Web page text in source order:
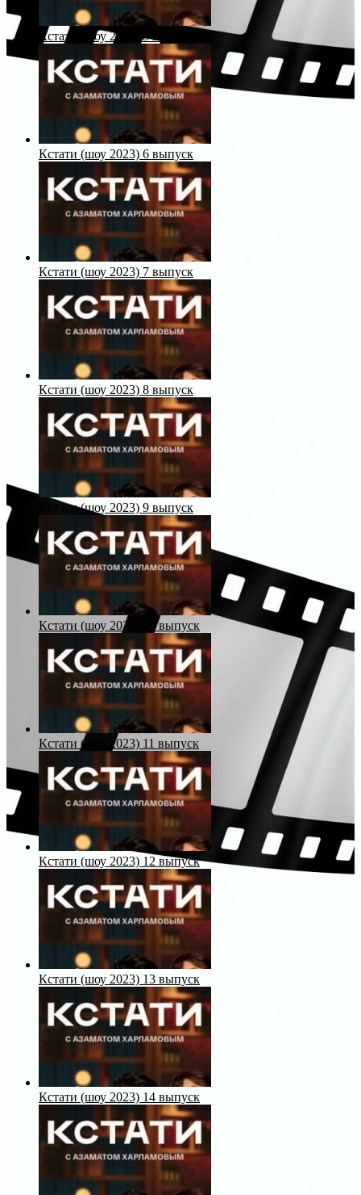
Кстати (шоу 2023) 5 выпуск
Кстати (шоу 2023) 6 выпуск
Кстати (шоу 2023) 7 выпуск
Кстати (шоу 2023) 8 выпуск
Кстати (шоу 2023) 9 выпуск
Кстати (шоу 2023) 10 выпуск
Кстати (шоу 2023) 11 выпуск
Кстати (шоу 2023) 12 выпуск
Кстати (шоу 2023) 13 выпуск
Кстати (шоу 2023) 14 выпуск